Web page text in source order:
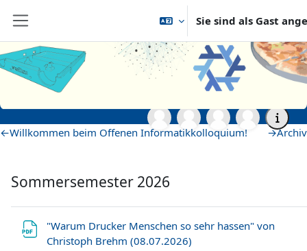
Sie sind als Gast
Startseite Semesterübergreifende Veranstaltungen Fakultät für Mathematik und Informatik Institut für Informatik OKInf Materialien zu bisherigen Vorträgen
Materialien zu bisherigen
Vorträgen
Abschnittsübersicht
←Willkommen beim Offenen Informatikkolloquium! →Archiv
Sommersemester 2026
"Warum Drucker Menschen so sehr hassen" von
Christoph Brehm (08.07.2026)